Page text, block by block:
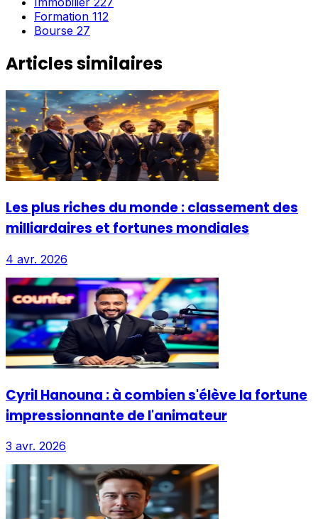
Formation 112
Bourse 27
Articles similaires
Les plus riches du monde : classement des
milliardaires et fortunes mondiales
4 avr. 2026
Cyril Hanouna : à combien s'élève la fortune
impressionnante de l'animateur
3 avr. 2026